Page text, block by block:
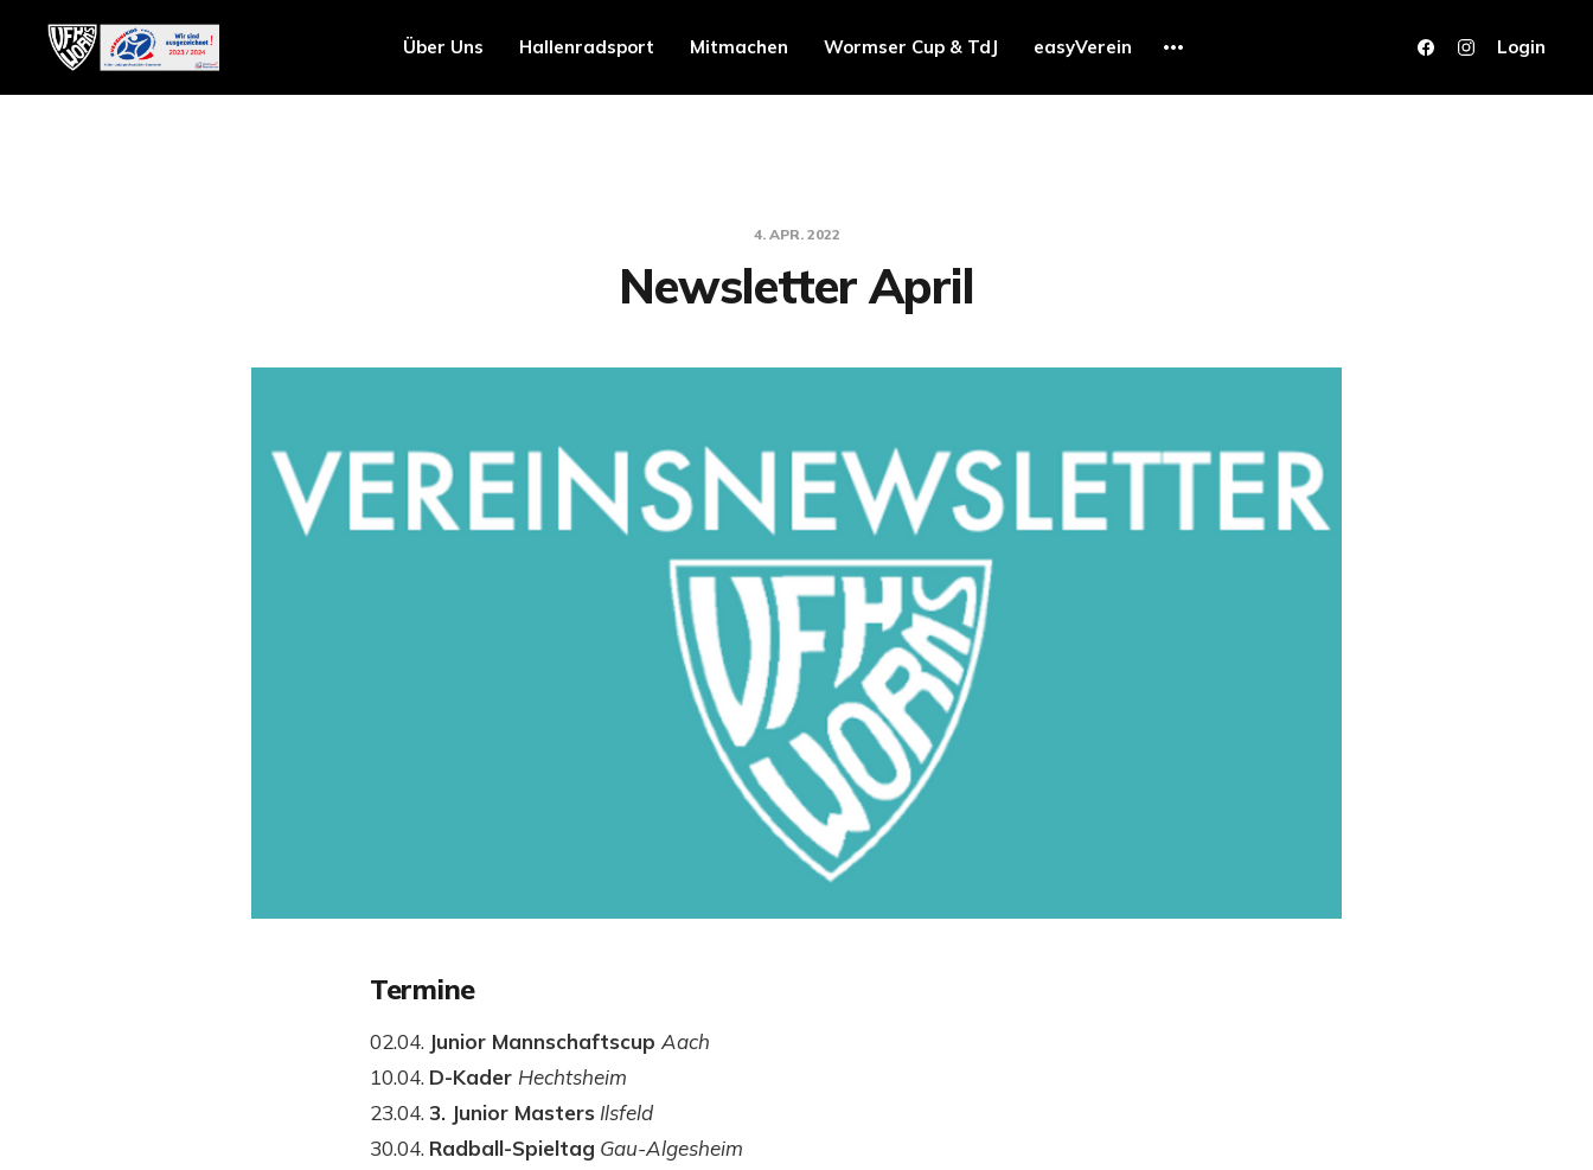
Über Uns Hallenradsport Mitmachen Wormser Cup & TdJ easyVerein Login
4. APR. 2022
Newsletter April
Termine
02.04. Junior MannschaftscupAach
10.04. D-Kader Hechtsheim
23.04. 3. Junior Masters Ilsfeld
30.04. Radball-Spieltag Gau-Algesheim